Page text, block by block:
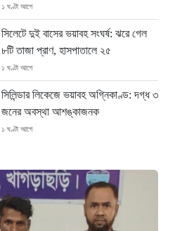
১ ঘণ্টা আগে
সিলেটে দুই বাসের ভয়াবহ সংঘর্ষ: ঝরে গেল
৮টি তাজা প্রাণ, হাসপাতালে ২৫
১ ঘণ্টা আগে
সিলিন্ডার লিকেজে ভয়াবহ অগ্নিকাণ্ড: দগ্ধ ৩
জনের অবস্থা আশঙ্কাজনক
১ ঘণ্টা আগে
সাকিবকে নিয়ে বিস্ফোরক আসিফ আকবর
২১ ঘণ্টা আগে
“ইলিয়াস আলীকে অপহরণ-হত্যা মামলা: